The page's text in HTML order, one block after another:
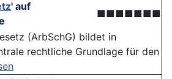
' auf
■■■■■■■
(ArbSchG) bildet in
rechtliche Grundlage für den